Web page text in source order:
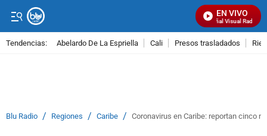
EN VIVO
Señal Visual Radio
Tendencias: Abelardo De La Espriella Cali Presos trasladados
Blu Radio / Regiones / Caribe / Coronavirus en Caribe: reportan cinco